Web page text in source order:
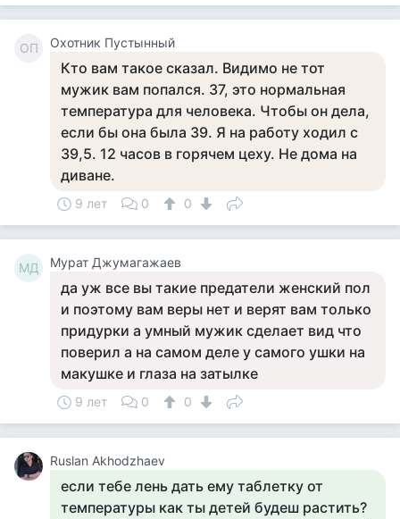
ОП Охотник Пустынный
Кто вам такое сказал. Видимо не тот
мужик вам попался. 37, это нормальная
температура для человека. Чтобы он дела,
если бы она была 39. Я на работу ходил с
39,5. 12 часов в горячем цеху. Не дома на
диване.
9 лет 0 0
МД Мурат Джумагажаев
да уж все вы такие предатели женский пол
и поэтому вам веры нет и верят вам только
придурки а умный мужик сделает вид что
поверил а на самом деле у самого ушки на
макушке и глаза на затылке
9 лет 0 0
Ruslan Akhodzhaev
если тебе лень дать ему таблетку от
температуры как ты детей будеш растить?